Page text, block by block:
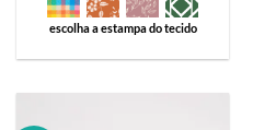
escolha a estampa do tecido